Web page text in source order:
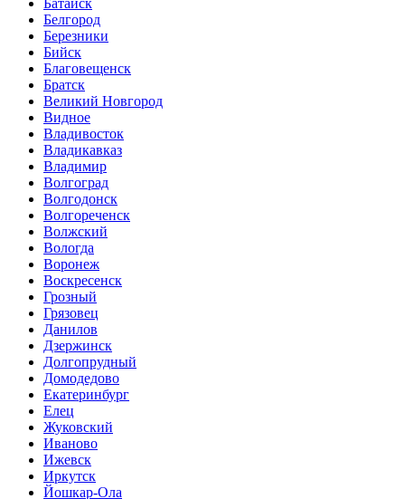
Батайск
Белгород
Березники
Бийск
Благовещенск
Братск
Великий Новгород
Видное
Владивосток
Владикавказ
Владимир
Волгоград
Волгодонск
Волгореченск
Волжский
Вологда
Воронеж
Воскресенск
Грозный
Грязовец
Данилов
Дзержинск
Долгопрудный
Домодедово
Екатеринбург
Елец
Жуковский
Иваново
Ижевск
Иркутск
Йошкар-Ола